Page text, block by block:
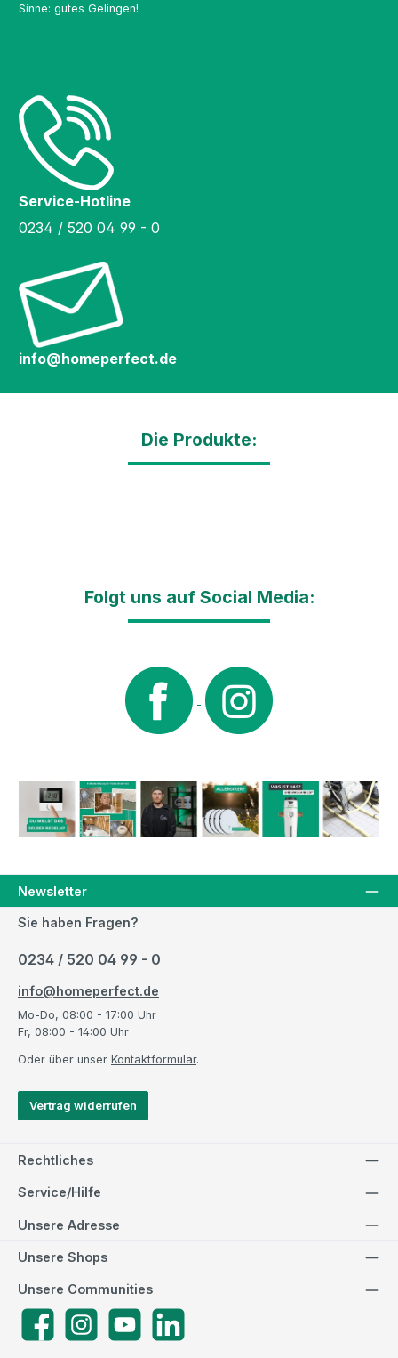
Sinne: gutes Gelingen!
Service-Hotline
0234 / 520 04 99 - 0
info@homeperfect.de
Die Produkte:
Folgt uns auf Social Media:
Newsletter
Sie haben Fragen?
0234 / 520 04 99 - 0
info@homeperfect.de
Mo-Do, 08:00 - 17:00 Uhr
Fr, 08:00 - 14:00 Uhr
Oder über unser Kontaktformular.
Vertrag widerrufen
Rechtliches
Service/Hilfe
Unsere Adresse
Unsere Communities
FacebookInstagramYouTube
Unsere Shops